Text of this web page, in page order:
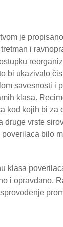
je
i
bi ukazivalo
savesnosti i
klasa.
kod kojih bi za
druge vrste
bilo
klasa
i opravdano.